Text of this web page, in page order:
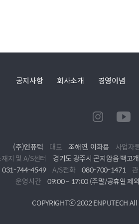
공지사항 회사소개 경영이념
(주)엔퓨텍 대표 조해연, 이화용 사업자
지 및 A/S센터
경기도 광주시 곤지암읍 백고
031-744-4549 A/S전화 080-700-1471
운영시간 09:00 ~ 17:00 (주말/공휴일 제
COPYRIGHTⓒ 2002 ENPUTECH